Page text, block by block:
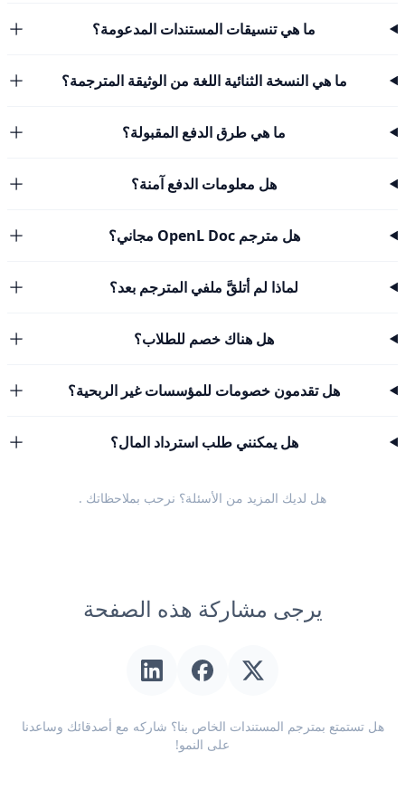
ما هي تنسيقات المستندات المدعومة؟
ما هي النسخة الثنائية اللغة من الوثيقة المترجمة؟
ما هي طرق الدفع المقبولة؟
هل معلومات الدفع آمنة؟
هل مترجم OpenL Doc مجاني؟
لماذا لم أتلقَّ ملفي المترجم بعد؟
هل هناك خصم للطلاب؟
هل تقدمون خصومات للمؤسسات غير الربحية؟
هل يمكنني طلب استرداد المال؟
هل لديك المزيد من الأسئلة؟ نرحب بملاحظاتك .
يرجى مشاركة هذه الصفحة
هل تستمتع بمترجم المستندات الخاص بنا؟ شاركه مع أصدقائك وساعدنا
على النمو!